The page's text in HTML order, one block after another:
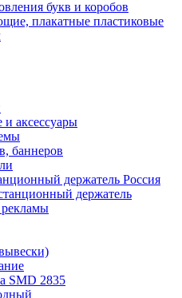
букв и коробов
плакатные пластиковые
аксессуары
баннеров
держатель Россия
держатель
SMD 2835